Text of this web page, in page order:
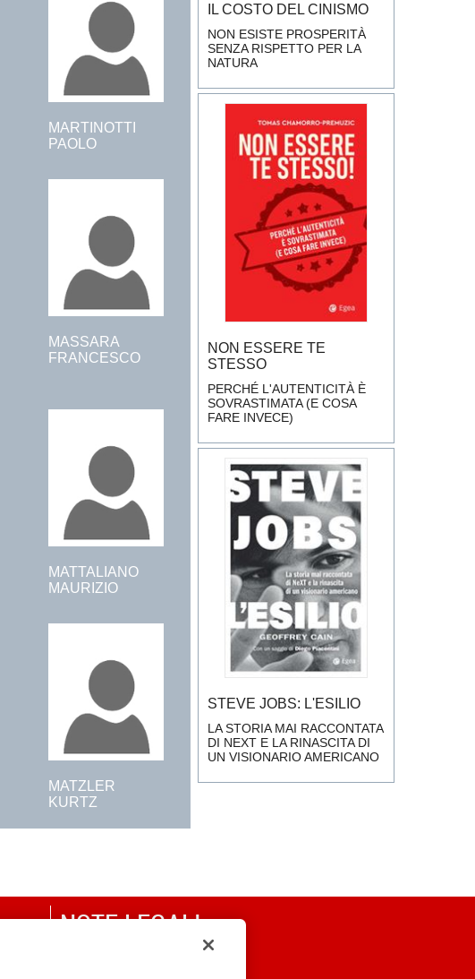
MARTINOTTI
PAOLO
MASSARA
FRANCESCO
MATTALIANO
MAURIZIO
MATZLER
KURTZ
IL COSTO DEL CINISMO
NON ESISTE PROSPERITÀ
SENZA RISPETTO PER LA
NATURA
NON ESSERE TE
STESSO
PERCHÉ L'AUTENTICITÀ È
SOVRASTIMATA (E COSA
FARE INVECE)
STEVE JOBS: L'ESILIO
LA STORIA MAI RACCONTATA
DI NEXT E LA RINASCITA DI
UN VISIONARIO AMERICANO
NOTE LEGALI